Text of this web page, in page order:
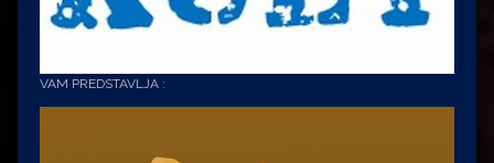
VAM PREDSTAVLJA :